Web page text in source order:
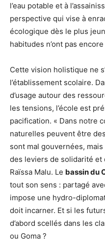
l’eau potable et à
perspective qui vise à
écologique dès le plus
habitudes n’ont pas
Cette vision holistique ne
l’établissement scolaire.
d’usage autour des
les tensions, l’école est
pacification. « Dans notre
naturelles peuvent être
sont mal gouvernées,
des leviers de solidarité et
Raïssa Malu. Le bassin du
tout son sens : partagé
impose une hydro-
doit incarner. Et si les
d’abord scellés dans les
ou Goma ?